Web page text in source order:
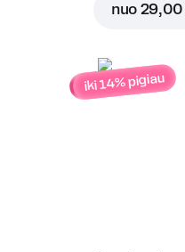
nuo 29,00
iki 14% pigiau